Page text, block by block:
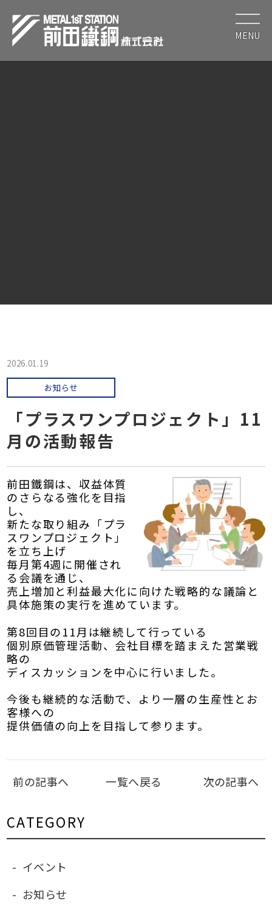
2026.01.19
お知らせ
「プラスワンプロジェクト」11
月の活動報告
前田鐵鋼は、収益体質
のさらなる強化を目指
し、
新たな取り組み「プラ
スワンプロジェクト」
を立ち上げ
毎月第4週に開催され
る会議を通じ、
売上増加と利益最大化に向けた戦略的な議論と
具体施策の実行を進めています。
第8回目の11月は継続して行っている
個別原価管理活動、会社目標を踏まえた営業戦
略の
ディスカッションを中心に行いました。
今後も継続的な活動で、より一層の生産性とお
客様への
提供価値の向上を目指して参ります。
前の記事へ 一覧へ戻る 次の記事へ
CATEGORY
イベント
お知らせ